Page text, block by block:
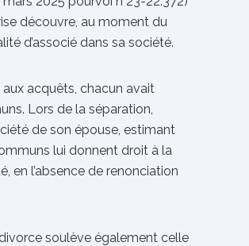
découvre, au moment du
d’associé dans sa société.
acquêts, chacun avait
Lors de la séparation,
de son épouse, estimant
lui donnent droit à la
en l’absence de renonciation
soulève également celle